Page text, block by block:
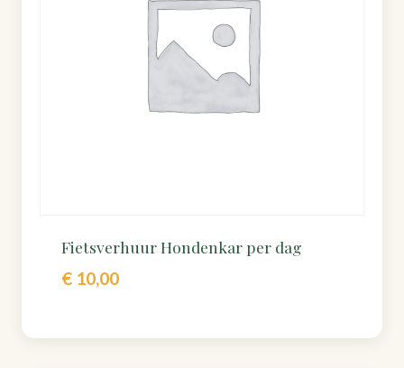
Fietsverhuur Hondenkar per dag
€ 10,00